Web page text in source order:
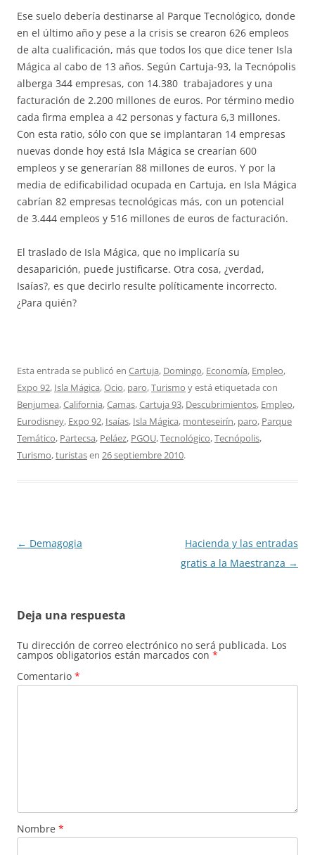
Ese suelo debería destinarse al Parque Tecnológico, donde
en el último año y pese a la crisis se crearon 626 empleos
de alta cualificación, más que todos los que dice tener Isla
Mágica al cabo de 13 años. Según Cartuja-93, la Tecnópolis
alberga 344 empresas, con 14.380 trabajadores y una
facturación de 2.200 millones de euros. Por término medio
cada firma emplea a 42 personas y factura 6,3 millones.
Con esta ratio, sólo con que se implantaran 14 empresas
nuevas donde hoy está Isla Mágica se crearían 600
empleos y se generarían 88 millones de euros. Y por la
media de edificabilidad ocupada en Cartuja, en Isla Mágica
cabrían 82 empresas tecnológicas más, con un potencial
de 3.444 empleos y 516 millones de euros de facturación.
El traslado de Isla Mágica, que no implicaría su
desaparición, puede justificarse. Otra cosa, ¿verdad,
Isaías?, es que decirlo resulte políticamente incorrecto.
¿Para quién?
Esta entrada se publicó en Cartuja, Domingo, Economía, Empleo,
Expo 92, Isla Mágica,Ocio, paro,Turismo y está etiquetada con
Benjumea,California,Camas,Cartuja 93, Descubrimientos, Empleo,
Eurodisney, Expo 92, Isaías, Isla Mágica, monteseirín, paro, Parque
Temático, Partecsa, Peláez, PGOU,Tecnológico,Tecnópolis,
Turismo,turistasen 26 septiembre 2010.
Navegación
← Demagogia
Hacienda y las entradas
gratis a la Maestranza →
Deja una respuesta
Tu dirección de correo electrónico no será publicada. Los
campos obligatorios están marcados con *
Comentario *
Nombre *